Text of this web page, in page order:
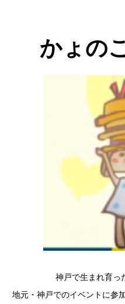
かょの
神戸で生まれ育っ
地元・神戸でのイベントに参